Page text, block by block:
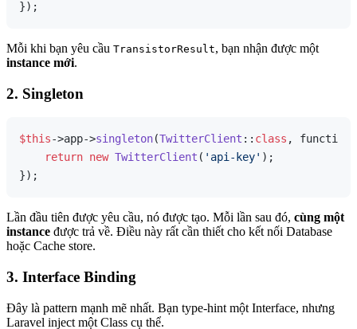
Mỗi khi bạn yêu cầu TransistorResult, bạn nhận được một
instance mới.
2. Singleton
$this->app->singleton(TwitterClient :: class , function
return new TwitterClient ( 'api-key' );
Lần đầu tiên được yêu cầu, nó được tạo. Mỗi lần sau đó, cùng một
instance được trả về. Điều này rất cần thiết cho kết nối Database
hoặc Cache store.
3. Interface Binding
Đây là pattern mạnh mẽ nhất. Bạn type-hint một Interface, nhưng
Laravel inject một Class cụ thể.